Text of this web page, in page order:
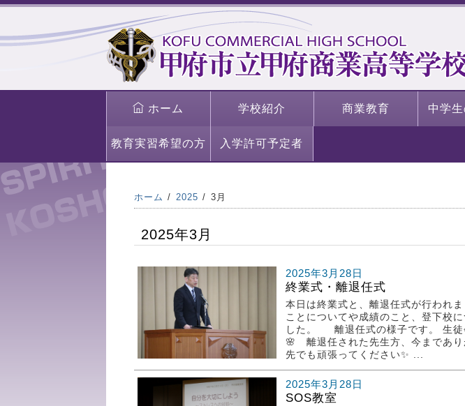
ホーム 学校紹介 商業教育 中学
教育実習希望の方 入学許可予定者
ホーム 2025 3月
2025年3月
2025年3月28日
終業式・離退任式
本日は終業式と、離退任式が行われ
ことについてや成績のこと、登下校
した。 離退任式の様子です。 生徒
🌸 離退任された先生方、今まであり
先でも頑張ってください✨ ...
2025年3月28日
SOS教室